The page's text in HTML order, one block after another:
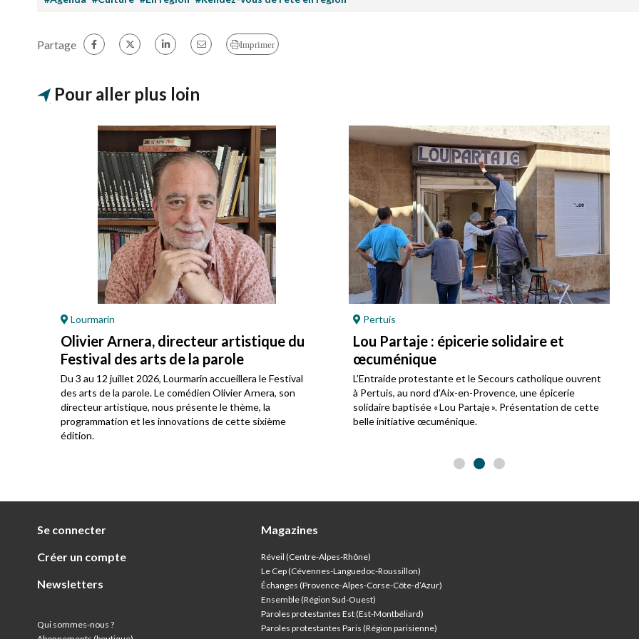
Partage Imprimer
Pour aller plus loin
Lourmarin
Olivier Arnera, directeur artistique du
Festival des arts de la parole
Du 3 au 12 juillet 2026, Lourmarin accueillera le Festival
des arts de la parole. Le comédien Olivier Arnera, son
directeur artistique, nous présente le thème, la
programmation et les innovations de cette sixième
édition.
Pertuis
Lou Partaje : épicerie solidaire et
œcuménique
L’Entraide protestante et le Secours catholique ouvrent
à Pertuis, au nord d’Aix-en-Provence, une épicerie
solidaire baptisée « Lou Partaje ». Présentation de cette
belle initiative œcuménique.
Se connecter
Créer un compte
Newsletters
Qui sommes-nous ?
Magazines
Réveil (Centre-Alpes-Rhône)
Le Cep (Cévennes-Languedoc-Roussillon)
Échanges (Provence-Alpes-Corse-Côte-d’Azur)
Ensemble (Région Sud-Ouest)
Paroles protestantes Est (Est-Montbéliard)
Paroles protestantes Paris (Région parisienne)